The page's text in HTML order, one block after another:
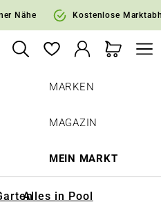
springen
Nähe Kostenlose
MARKEN
MAGAZIN
MEIN MARKT
Alles in Pool